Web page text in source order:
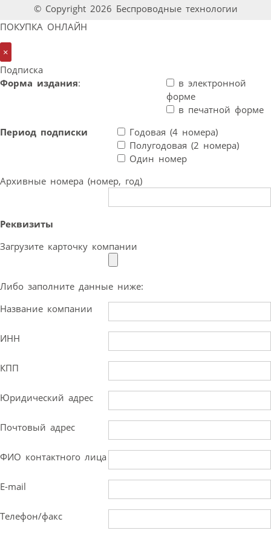
© Copyright 2026 Беспроводные технологии
ПОКУПКА ОНЛАЙН
×
Подписка
Форма издания:
в электронной
форме
в печатной форме
Период подписки
Годовая (4 номера)
Полугодовая (2 номера)
Один номер
Архивные номера (номер, год)
Реквизиты
Загрузите карточку компании
Либо заполните данные ниже:
Название компании
ИНН
КПП
Юридический адрес
Почтовый адрес
ФИО контактного лица
E-mail
Телефон/факс